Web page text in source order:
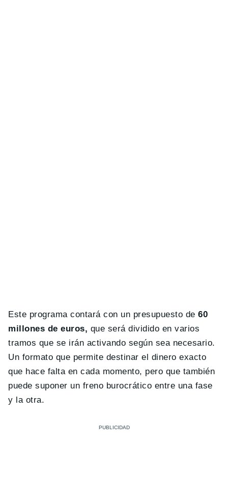
Este programa contará con un presupuesto de 60
millones de euros, que será dividido en varios
tramos que se irán activando según sea necesario.
Un formato que permite destinar el dinero exacto
que hace falta en cada momento, pero que también
puede suponer un freno burocrático entre una fase
y la otra.